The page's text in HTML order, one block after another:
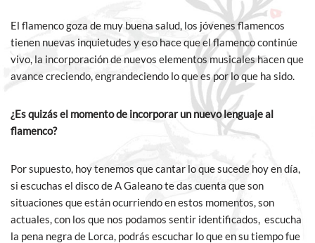
El flamenco goza de muy buena salud, los jóvenes flamencos
tienen nuevas inquietudes y eso hace que el flamenco continúe
vivo, la incorporación de nuevos elementos musicales hacen que
avance creciendo, engrandeciendo lo que es por lo que ha sido.
¿Es quizás el momento de incorporar un nuevo lenguaje al
flamenco?
Por supuesto, hoy tenemos que cantar lo que sucede hoy en día,
si escuchas el disco de A Galeano te das cuenta que son
situaciones que están ocurriendo en estos momentos, son
actuales, con los que nos podamos sentir identificados, escucha
la pena negra de Lorca, podrás escuchar lo que en su tiempo fue